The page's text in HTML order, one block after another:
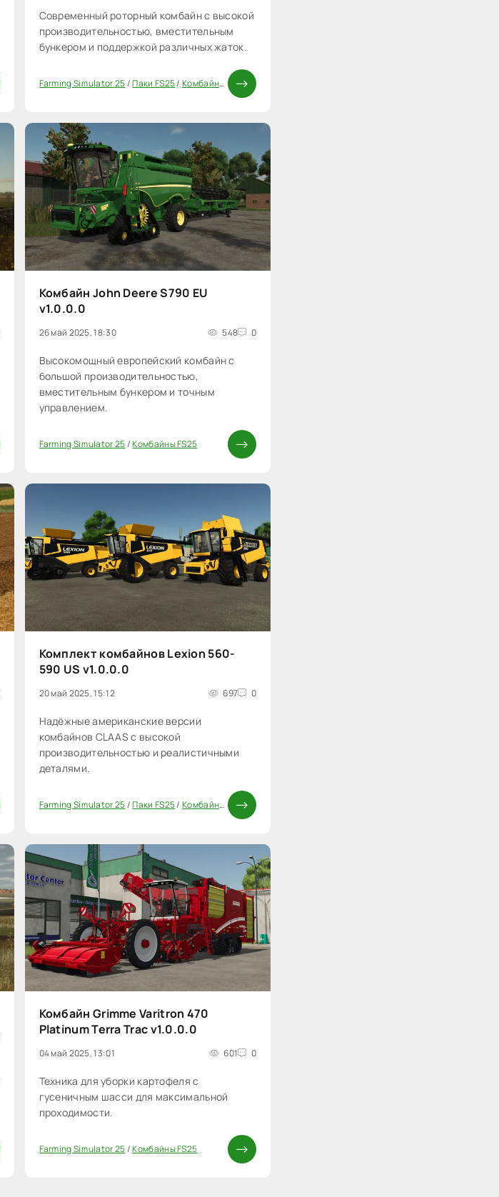
Современный роторный комбайн с высокой
производительностью, вместительным
бункером и поддержкой различных жаток.
Farming Simulator 25/Паки FS25/Комбайны FS25
Комбайн John Deere S790 EU
v1.0.0.0
26 май 2025, 18:30 548 0
Высокомощный европейский комбайн с
большой производительностью,
вместительным бункером и точным
управлением.
Farming Simulator 25/Комбайны FS25
Комплект комбайнов Lexion 560-
590 US v1.0.0.0
20 май 2025, 15:12 697 0
Надёжные американские версии
комбайнов CLAAS с высокой
производительностью и реалистичными
деталями.
Farming Simulator 25/Паки FS25/Комбайны FS25
Комбайн Grimme Varitron 470
Platinum Terra Trac v1.0.0.0
04 май 2025, 13:01 601 0
Техника для уборки картофеля с
гусеничным шасси для максимальной
проходимости.
Farming Simulator 25/Комбайны FS25